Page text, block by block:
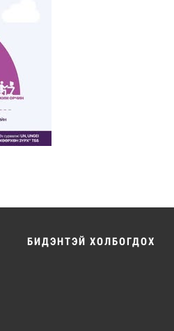
БИДЭНТЭЙ ХОЛБОГДОХ